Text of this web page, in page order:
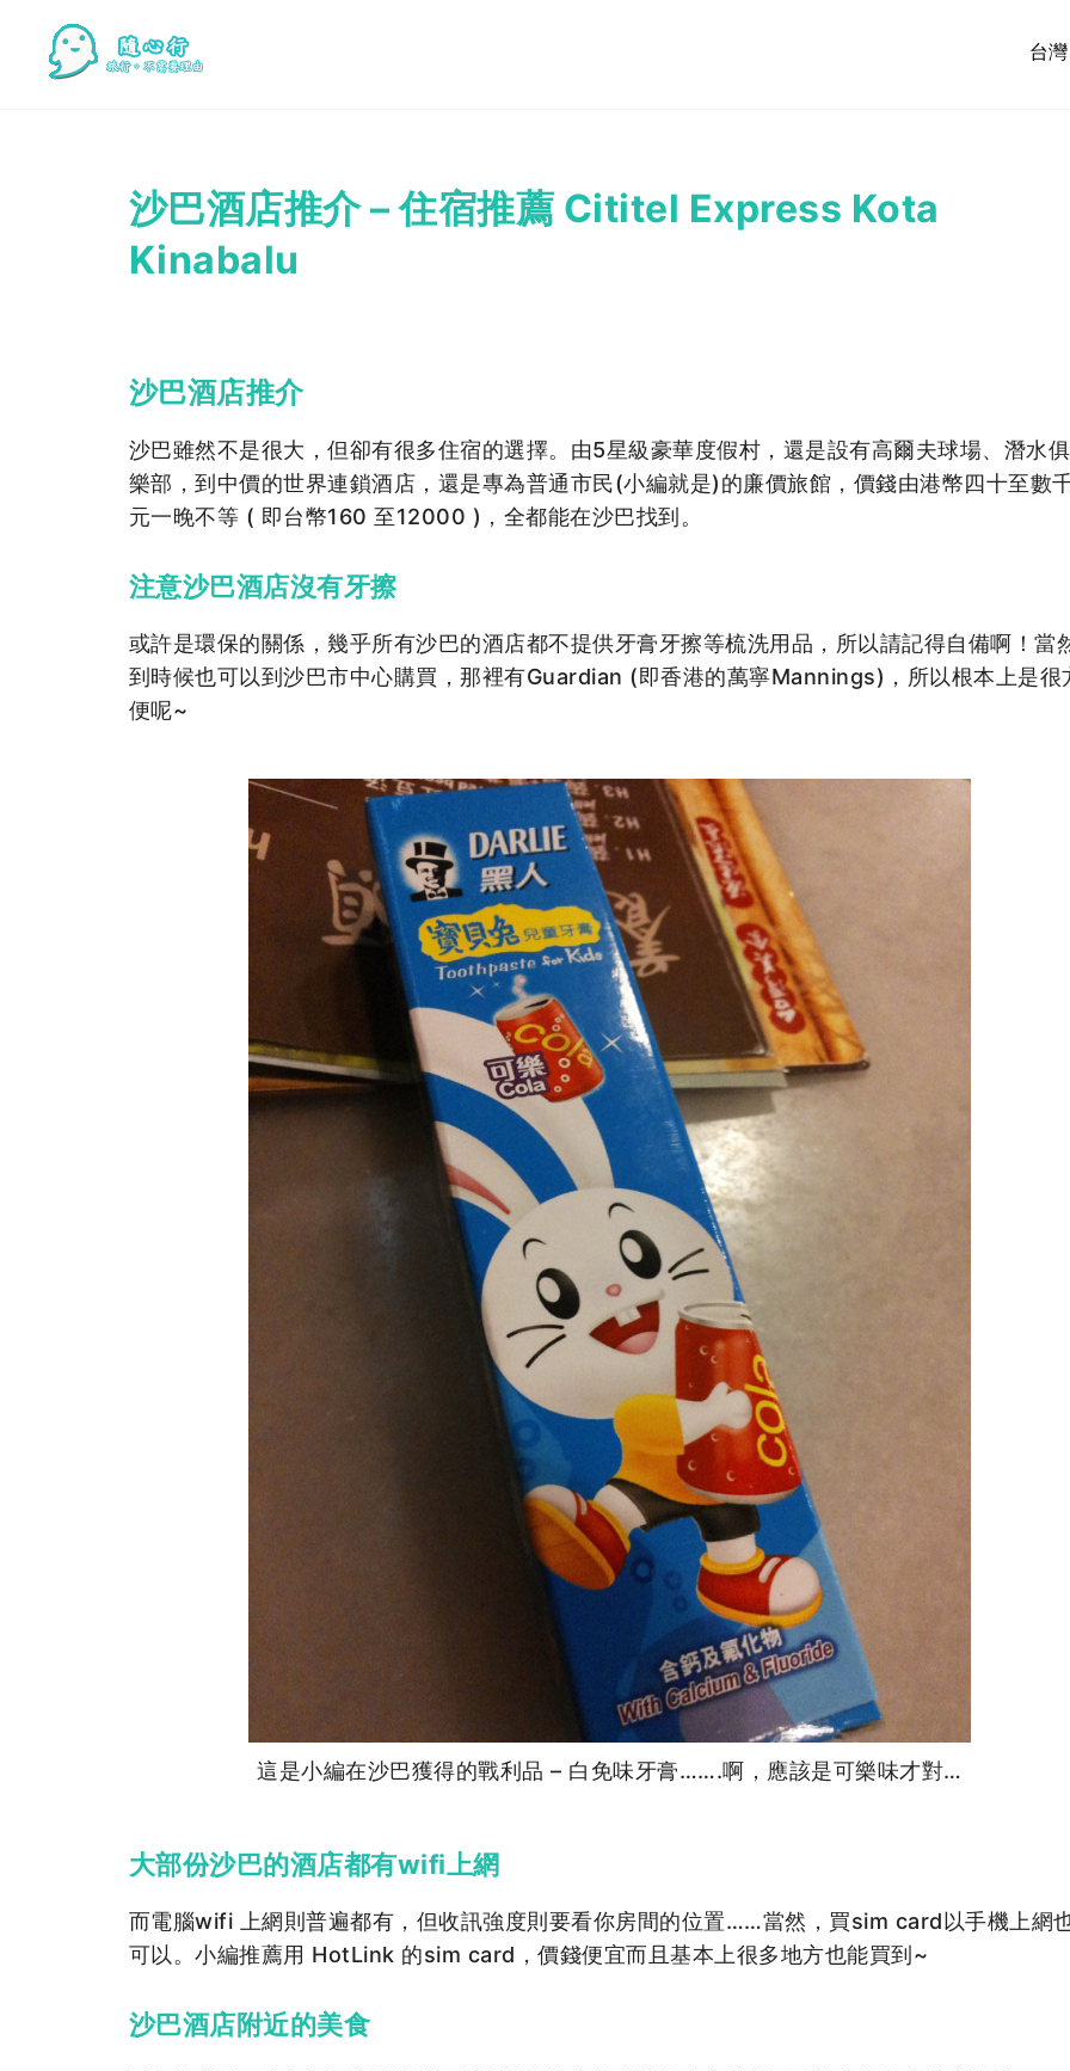
台
沙巴酒店推介 – 住宿推薦 Cititel Express Kota
Kinabalu
沙巴酒店推介
沙巴雖然不是很大，但卻有很多住宿的選擇。由5星級豪華度假村，還是設有高爾夫球場、潛水俱
樂部，到中價的世界連鎖酒店，還是專為普通市民(小編就是)的廉價旅館，價錢由港幣四十至數
元一晚不等 ( 即台幣160 至12000 )，全都能在沙巴找到。
注意沙巴酒店沒有牙擦
或許是環保的關係，幾乎所有沙巴的酒店都不提供牙膏牙擦等梳洗用品，所以請記得自備啊！當
到時候也可以到沙巴市中心購買，那裡有Guardian (即香港的萬寧Mannings)，所以根本上是很
便呢~
這是小編在沙巴獲得的戰利品 – 白免味牙膏…….啊，應該是可樂味才對…
大部份沙巴的酒店都有wifi上網
而電腦wifi 上網則普遍都有，但收訊強度則要看你房間的位置……當然，買sim card以手機上網
可以。小編推薦用 HotLink 的sim card，價錢便宜而且基本上很多地方也能買到~
沙巴酒店附近的美食